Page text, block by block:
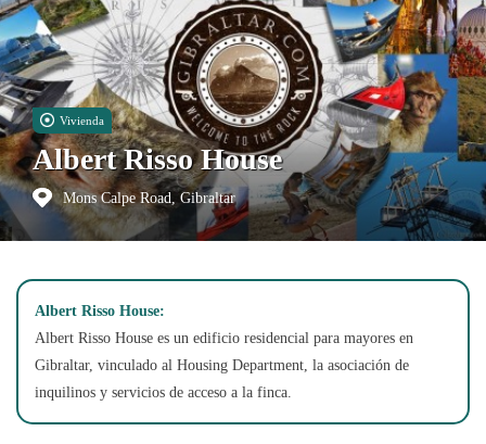
Vivienda
Albert Risso House
Mons Calpe Road, Gibraltar
Albert Risso House:
Albert Risso House es un edificio residencial para mayores en
Gibraltar, vinculado al Housing Department, la asociación de
inquilinos y servicios de acceso a la finca.